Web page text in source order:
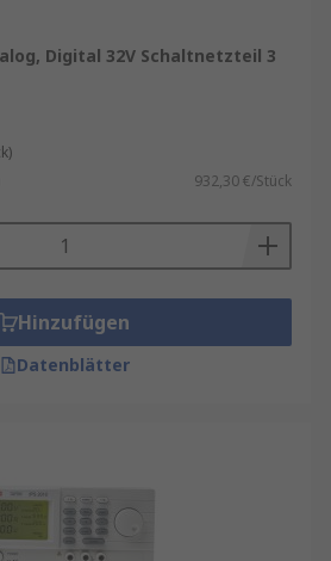
Digital 32V Schaltnetzteil 3
932,30 €/Stück
Hinzufügen
Datenblätter